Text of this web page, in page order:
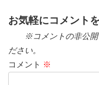
お気軽にコメント
※コメントの非公開
ださい。
コメント ※